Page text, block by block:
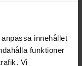
innehållet
funktioner
Vi